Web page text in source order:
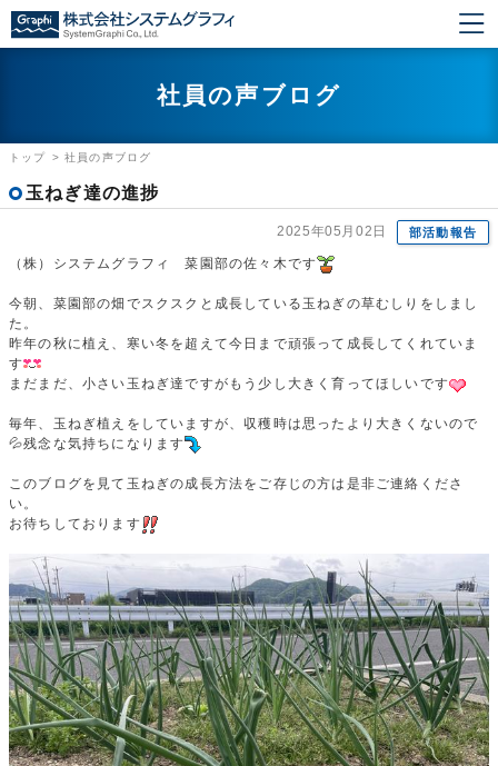
社員の声ブログ
トップ >社員の声ブログ
玉ねぎ達の進捗
2025年05月02日 部活動報告
（株）システムグラフィ 菜園部の佐々木です
今朝、菜園部の畑でスクスクと成長している玉ねぎの草むしりをしまし
た。
昨年の秋に植え、寒い冬を超えて今日まで頑張って成長してくれていま
す
まだまだ、小さい玉ねぎ達ですがもう少し大きく育ってほしいです
毎年、玉ねぎ植えをしていますが、収穫時は思ったより大きくないので
💦残念な気持ちになります
このブログを見て玉ねぎの成長方法をご存じの方は是非ご連絡くださ
い。
お待ちしております